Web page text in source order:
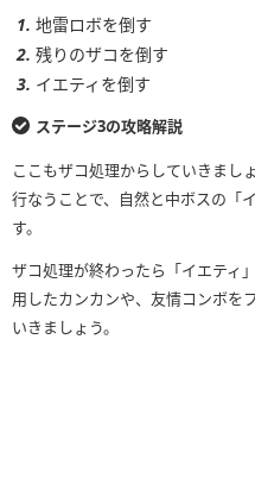
地雷ロボを倒す
残りのザコを倒す
イエティを倒す
ステージ3の攻略解説
ここもザコ処理からしていきまし
行なうことで、自然と中ボスの「
す。
ザコ処理が終わったら「イエティ
用したカンカンや、友情コンボを
いきましょう。